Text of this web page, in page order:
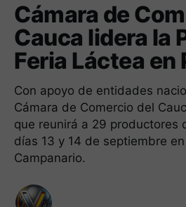
Cámara de
Cauca lidera la
Feria Láctea en
Con apoyo de entidades
Cámara de Comercio del
que reunirá a 29 productores
días 13 y 14 de septiembre
Campanario.